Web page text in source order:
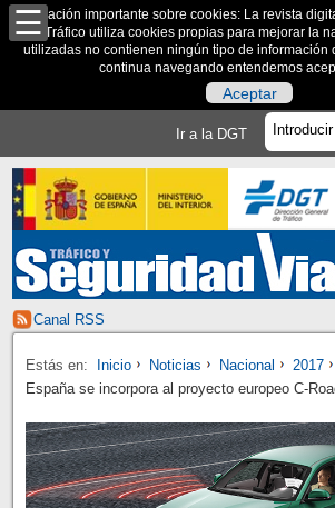
Información importante sobre cookies: La revista
de Tráfico utiliza cookies propias para mejorar la
utilizadas no contienen ningún tipo de información
continua navegando entendemos
Aceptar
Ir a la DGT
Canal RSS
Estás en: Inicio Noticias Nacional
2017
España se incorpora al proyecto europeo C-